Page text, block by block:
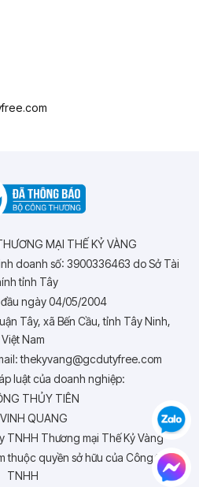
MẠI THẾ KỶ VÀNG
doanh số: 3900336463 do Sở Tài
tỉnh Tây
ngày 04/05/2004
Tây, xã Bến Cầu, tỉnh Tây Ninh,
Việt Nam
thekyvang@gcdutyfree.com
luật của doanh nghiệp:
THỦY TIÊN
QUANG
TNHH Thương mại Thế Kỷ Vàng
thuộc quyền sở hữu của Công ty
TNHH